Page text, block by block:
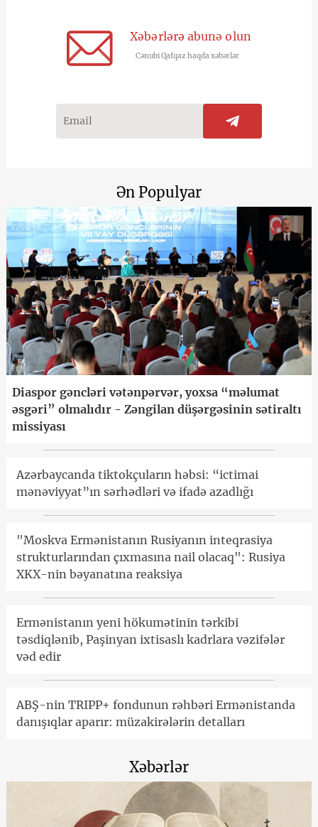
Xəbərlərə abunə olun
Cənubi Qafqaz haqda xəbərlər
Ən Populyar
Diaspor gəncləri vətənpərvər, yoxsa “məlumat
əsgəri” olmalıdır - Zəngilan düşərgəsinin sətiraltı
missiyası
Azərbaycanda tiktokçuların həbsi: “ictimai
mənəviyyat”ın sərhədləri və ifadə azadlığı
"Moskva Ermənistanın Rusiyanın inteqrasiya
strukturlarından çıxmasına nail olacaq": Rusiya
XKX-nin bəyanatına reaksiya
Ermənistanın yeni hökumətinin tərkibi
təsdiqlənib, Paşinyan ixtisaslı kadrlara vəzifələr
vəd edir
ABŞ-nin TRIPP+ fondunun rəhbəri Ermənistanda
danışıqlar aparır: müzakirələrin detalları
Xəbərlər